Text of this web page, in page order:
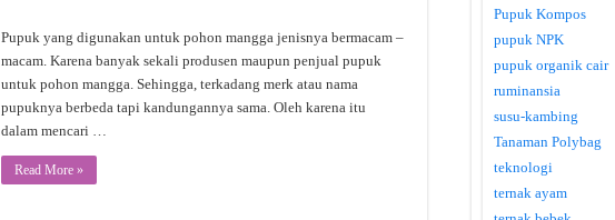
Pupuk yang digunakan untuk pohon mangga jenisnya bermacam –
macam. Karena banyak sekali produsen maupun penjual pupuk
untuk pohon mangga. Sehingga, terkadang merk atau nama
pupuknya berbeda tapi kandungannya sama. Oleh karena itu
dalam mencari …
Read More »
Pupuk Kompos
pupuk NPK
pupuk organik cair
ruminansia
susu-kambing
Tanaman Polybag
teknologi
ternak ayam